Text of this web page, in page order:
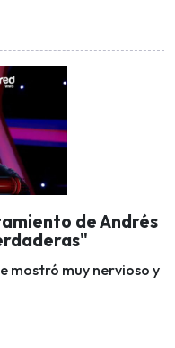
de Andrés
mostró muy nervioso y